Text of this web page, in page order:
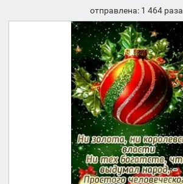
отправлена: 1 464 раза